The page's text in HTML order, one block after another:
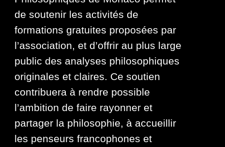
de soutenir les activités de
formations gratuites proposées par
l’association, et d’offrir au plus large
public des analyses philosophiques
originales et claires. Ce soutien
contribuera à rendre possible
l’ambition de faire rayonner et
partager la philosophie, à accueillir
les penseurs francophones et